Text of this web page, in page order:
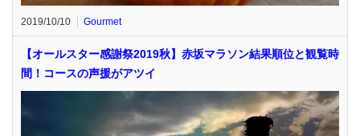
2019/10/10 Gourmet
【オールスター感謝祭2019秋】赤坂マラソン結果順位と観覧時
間！コースの声援がアツイ